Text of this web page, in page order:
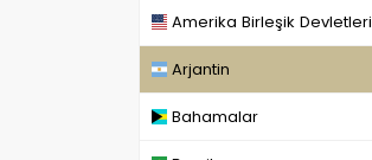
Amerika Birleşik Devletleri
Arjantin
Bahamalar